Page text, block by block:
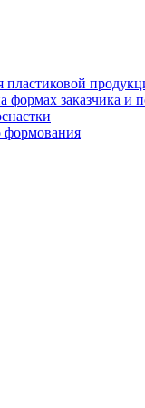
пластиковой
заказчика и
формования